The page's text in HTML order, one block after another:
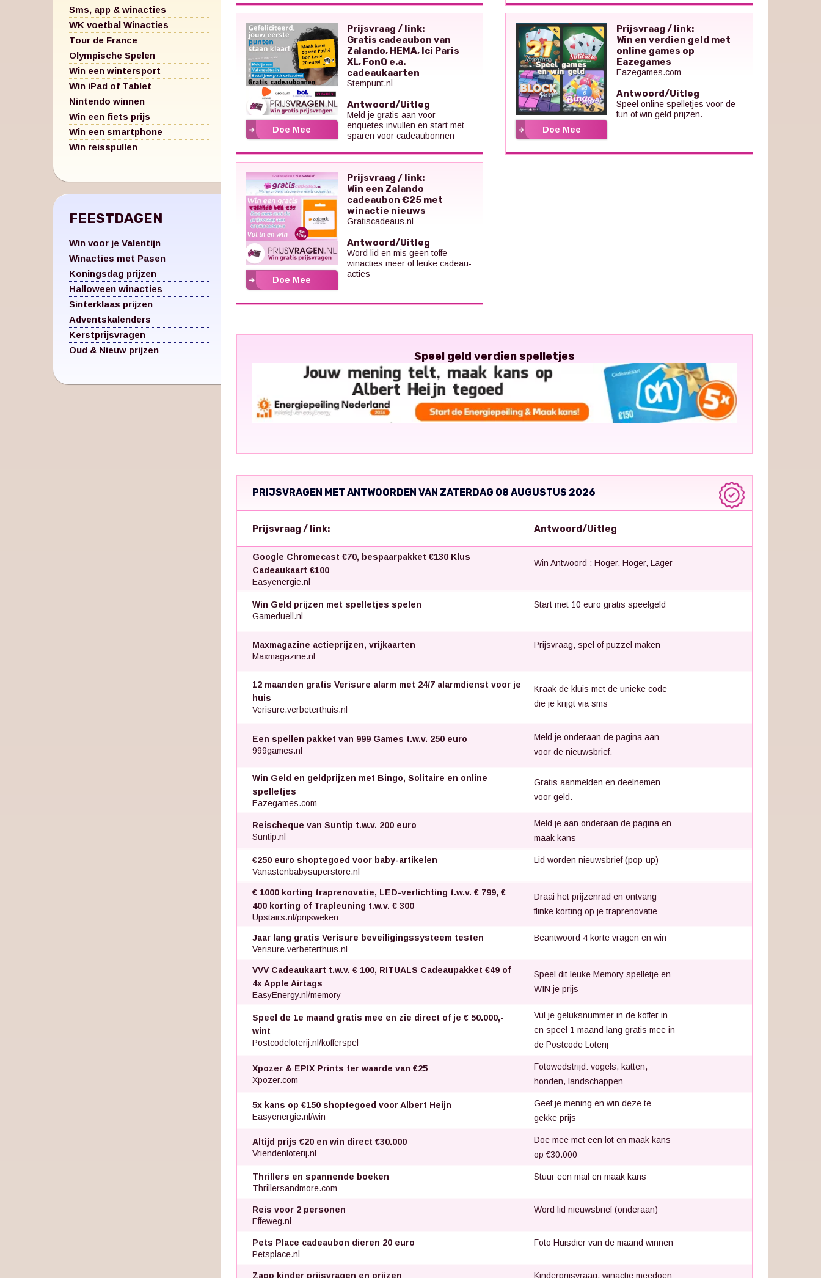
Sms, app & winacties
WK voetbal Winacties
Tour de France
Olympische Spelen
Win een wintersport
Win iPad of Tablet
Nintendo winnen
Win een fiets prijs
Win een smartphone
Win reisspullen
FEESTDAGEN
Win voor je Valentijn
Winacties met Pasen
Koningsdag prijzen
Halloween winacties
Sinterklaas prijzen
Adventskalenders
Kerstprijsvragen
Oud & Nieuw prijzen
Doe Mee
Prijsvraag / link:
Gratis cadeaubon van
Zalando, HEMA, Ici Paris
XL, FonQ e.a.
cadeaukaarten
Stempunt.nl
Antwoord/Uitleg
Meld je gratis aan voor
enquetes invullen en start met
sparen voor cadeaubonnen
Doe Mee
Prijsvraag / link:
Win en verdien geld met
online games op
Eazegames
Eazegames.com
Antwoord/Uitleg
Speel online spelletjes voor de
fun of win geld prijzen.
Doe Mee
Prijsvraag / link:
Win een Zalando
cadeaubon €25 met
winactie nieuws
Gratiscadeaus.nl
Antwoord/Uitleg
Word lid en mis geen toffe
winacties meer of leuke cadeau-
acties
Speel geld verdien spelletjes
PRIJSVRAGEN MET ANTWOORDEN VAN ZATERDAG 08 AUGUSTUS 2026
Prijsvraag / link: Antwoord/Uitleg
Google Chromecast €70, bespaarpakket €130 Klus
Cadeaukaart €100
Easyenergie.nl
Win Antwoord : Hoger, Hoger, Lager
Win Geld prijzen met spelletjes spelen
Gameduell.nl
Start met 10 euro gratis speelgeld
Maxmagazine actieprijzen, vrijkaarten
Maxmagazine.nl
Prijsvraag, spel of puzzel maken
12 maanden gratis Verisure alarm met 24/7 alarmdienst voor je
huis
Verisure.verbeterthuis.nl
Kraak de kluis met de unieke code
die je krijgt via sms
Een spellen pakket van 999 Games t.w.v. 250 euro
999games.nl
Meld je onderaan de pagina aan
voor de nieuwsbrief.
Win Geld en geldprijzen met Bingo, Solitaire en online
spelletjes
Eazegames.com
Gratis aanmelden en deelnemen
voor geld.
Reischeque van Suntip t.w.v. 200 euro
Suntip.nl
Meld je aan onderaan de pagina en
maak kans
€250 euro shoptegoed voor baby-artikelen
Vanastenbabysuperstore.nl
Lid worden nieuwsbrief (pop-up)
€ 1000 korting traprenovatie, LED-verlichting t.w.v. € 799, €
400 korting of Trapleuning t.w.v. € 300
Upstairs.nl/prijsweken
Draai het prijzenrad en ontvang
flinke korting op je traprenovatie
Jaar lang gratis Verisure beveiligingssysteem testen
Verisure.verbeterthuis.nl
Beantwoord 4 korte vragen en win
VVV Cadeaukaart t.w.v. € 100, RITUALS Cadeaupakket €49 of
4x Apple Airtags
EasyEnergy.nl/memory
Speel dit leuke Memory spelletje en
WIN je prijs
Speel de 1e maand gratis mee en zie direct of je € 50.000,-
wint
Postcodeloterij.nl/kofferspel
Vul je geluksnummer in de koffer in
en speel 1 maand lang gratis mee in
de Postcode Loterij
Xpozer & EPIX Prints ter waarde van €25
Xpozer.com
Fotowedstrijd: vogels, katten,
honden, landschappen
5x kans op €150 shoptegoed voor Albert Heijn
Easyenergie.nl/win
Geef je mening en win deze te
gekke prijs
Altijd prijs €20 en win direct €30.000
Vriendenloterij.nl
Doe mee met een lot en maak kans
op €30.000
Thrillers en spannende boeken
Thrillersandmore.com
Stuur een mail en maak kans
Reis voor 2 personen
Effeweg.nl
Word lid nieuwsbrief (onderaan)
Pets Place cadeaubon dieren 20 euro
Petsplace.nl
Foto Huisdier van de maand winnen
Zapp kinder prijsvragen en prijzen Kinderprijsvraag, winactie meedoen